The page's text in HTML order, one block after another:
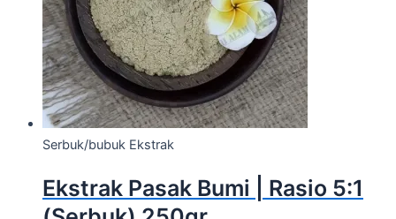
Serbuk/bubuk Ekstrak
Ekstrak Pasak Bumi | Rasio 5:1